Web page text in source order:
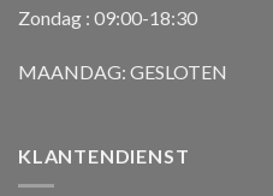
Zondag : 09:00-18:30
MAANDAG: GESLOTEN
KLANTENDIENST